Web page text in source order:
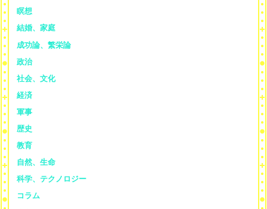
瞑想
結婚、家庭
成功論、繁栄論
政治
社会、文化
経済
軍事
歴史
教育
自然、生命
科学、テクノロジー
コラム